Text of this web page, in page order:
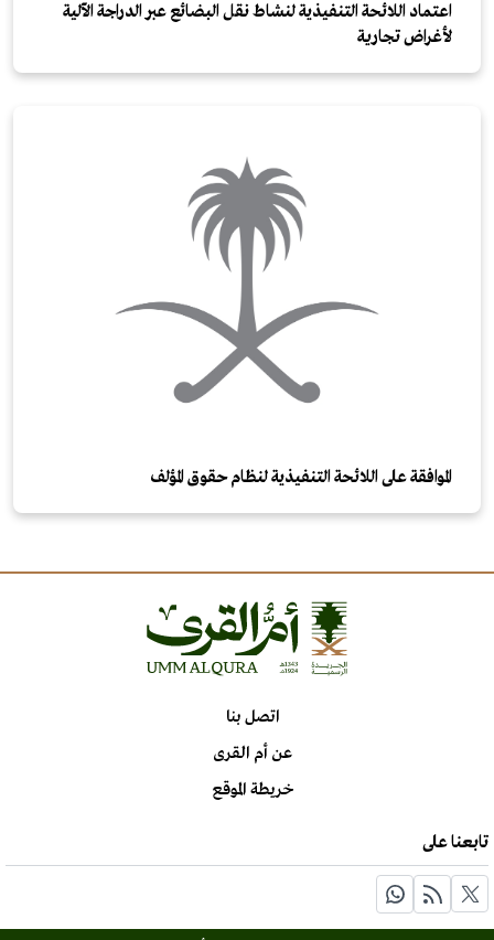
اعتماد اللائحة التنفيذية لنشاط نقل البضائع عبر الدراجة الآلية
لأغراض تجارية
الموافقة على اللائحة التنفيذية لنظام حقوق المؤلف
اتصل بنا
عن أم القرى
خريطة الموقع
تابعنا على